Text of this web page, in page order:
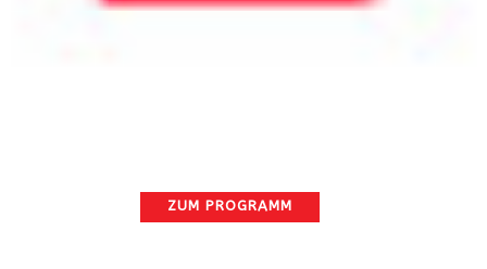
ZUM PROGRAMM